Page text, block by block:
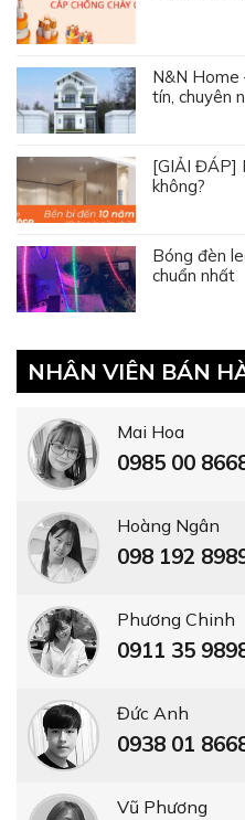
N&N Home
tín, chuyên
[GIẢI ĐÁP]
không?
Bóng đèn
chuẩn nhất
NHÂN VIÊN BÁN
Mai Hoa
0985 00
Hoàng Ngân
098 192
Phương Chinh
0911 35
Đức Anh
0938 01
Vũ Phương